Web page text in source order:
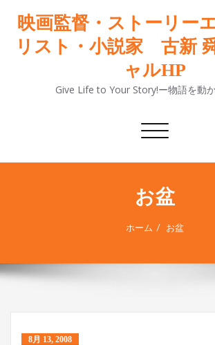
映画監督・ストーリー
リスト・小説家 古新
ャルHP
Give Life to Your Story!ー物語を動
ナ
ゲ
シ
ョ
ン
切
替
お盆
ホーム お盆
8月 13, 2008